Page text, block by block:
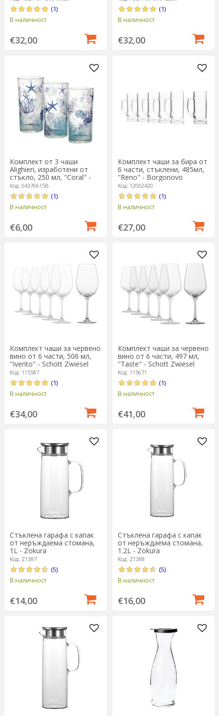
(1)
В наличност
€32,00
(1)
В наличност
€32,00
Комплект от 3 чаши
Alighieri, изработени от
стъкло, 250 мл, "Coral" -
Decover
Код: 04376615B
(1)
В наличност
€6,00
Комплект чаши за бира от
6 части, стъклени, 485мл,
"Reno" - Borgonovo
Код: 12002420
(1)
В наличност
€27,00
Комплект чаши за червено
вино от 6 части, 506 мл,
"Ivento" - Schott Zwiesel
Код: 115587
(1)
В наличност
€34,00
Комплект чаши за червено
вино от 6 части, 497 мл,
"Taste" - Schott Zwiesel
Код: 115671
(1)
В наличност
€41,00
Стъклена гарафа с капак
от неръждаема стомана,
1L - Zokura
Код: Z1387
(5)
В наличност
€14,00
Стъклена гарафа с капак
от неръждаема стомана,
1.2L - Zokura
Код: Z1388
(5)
В наличност
€16,00